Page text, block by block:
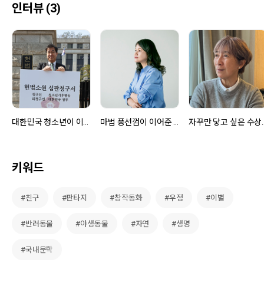
인터뷰 (3)
키워드
#친구 #판타지 #창작동화 #우정 #이별
#반려동물 #야생동물 #자연 #생명
#국내문학